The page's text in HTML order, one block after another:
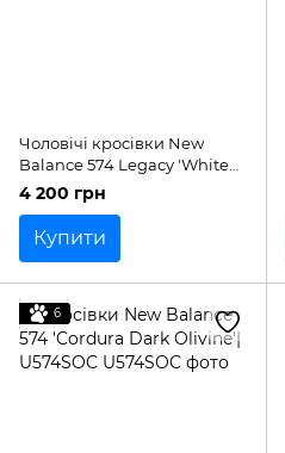
Чоловічі кросівки New
Balance 574 Legacy 'White
Grey'| U574LGWD
4 200 грн
Купити
6